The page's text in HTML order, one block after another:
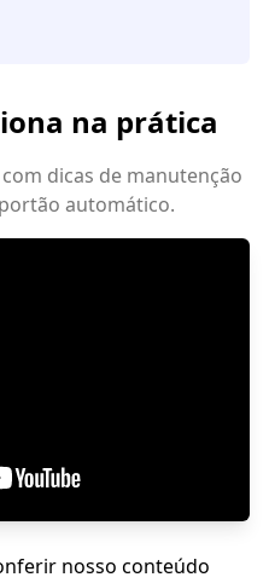
na prática
dicas de manutenção
automático.
nosso conteúdo